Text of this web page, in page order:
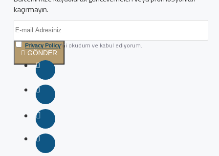
kaçırmayın.
GÖNDER
Privacy Policy'ni okudum ve kabul ediyorum.